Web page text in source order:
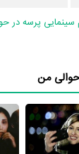
آنلاین و
سینمایی پرسه در
حوالی من